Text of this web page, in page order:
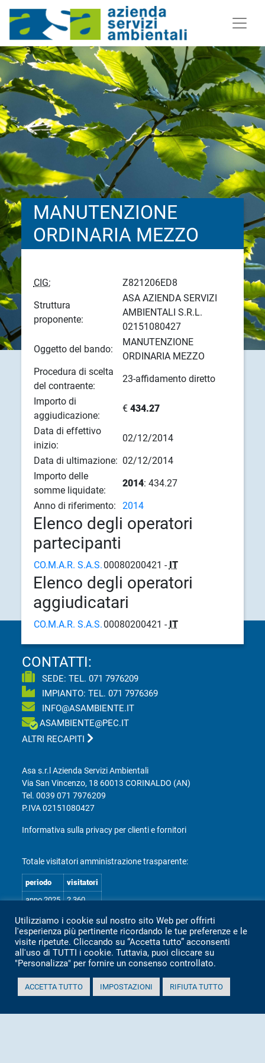
MANUTENZIONE
ORDINARIA MEZZO
CIG:
Z821206ED8
Struttura
proponente:
ASA AZIENDA SERVIZI
AMBIENTALI S.R.L.
02151080427
Oggetto del bando:
MANUTENZIONE
ORDINARIA MEZZO
Procedura di scelta
del contraente:
23-affidamento diretto
Importo di
aggiudicazione:
€ 434.27
Data di effettivo
inizio:
02/12/2014
Data di ultimazione: 02/12/2014
Importo delle
somme liquidate:
2014: 434.27
Anno di riferimento:
2014
Elenco degli operatori
partecipanti
CO.M.A.R. S.A.S. 00080200421 - IT
Elenco degli operatori
aggiudicatari
CO.M.A.R. S.A.S. 00080200421 - IT
CONTATTI:
SEDE: TEL.071 7976209
IMPIANTO: TEL.071 7976369
INFO@ASAMBIENTE.IT
ASAMBIENTE@PEC.IT
ALTRI RECAPITI
Asa s.r.l Azienda Servizi Ambientali
Via San Vincenzo, 18 60013 CORINALDO (AN)
Tel.0039 071 7976209
P.IVA 02151080427
Informativa sulla privacy per clienti e fornitori
Totale visitatori amministrazione trasparente:
periodo
visitatori
anno 2025
2.360
anno 2024
2.097
anno 2023
1.803
anno 2022
2.373
anno 2021
1.501
anno 2020
1.307
Utilizziamo i cookie sul nostro sito Web per offrirti
l'esperienza più pertinente ricordando le tue preferenze e le
visite ripetute. Cliccando su “Accetta tutto” acconsenti
all'uso di TUTTI i cookie. Tuttavia, puoi cliccare su
"Personalizza" per fornire un consenso controllato.
ACCETTA TUTTO IMPOSTAZIONI RIFIUTA TUTTO